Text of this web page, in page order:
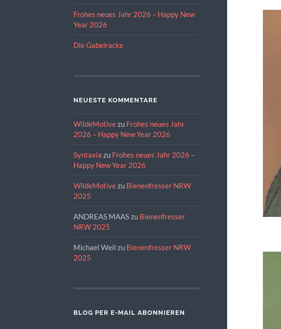
Frohes neues Jahr 2026 – Happy New
Year 2026
Die Gabelracke
NEUESTE KOMMENTARE
WildeMotivezu Frohes neues Jahr
2026 – Happy New Year 2026
Syntaxia zu Frohes neues Jahr 2026 –
Happy New Year 2026
WildeMotivezu Bienenfresser NRW
2025
ANDREAS MAASzu Bienenfresser
NRW 2025
Michael Weil zu Bienenfresser NRW
2025
BLOG PER E-MAIL ABONNIEREN